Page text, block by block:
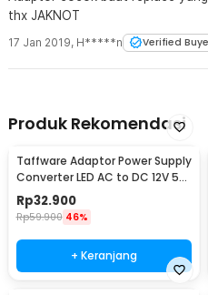
thx JAKNOT
17 Jan 2019, H*****n Verified
Produk Rekomendasi
Taffware Adaptor Power Supply
Converter LED AC to DC 12V 5A
60W - 1250
Rp32.900
Rp59.900 46%
+ Keranjang